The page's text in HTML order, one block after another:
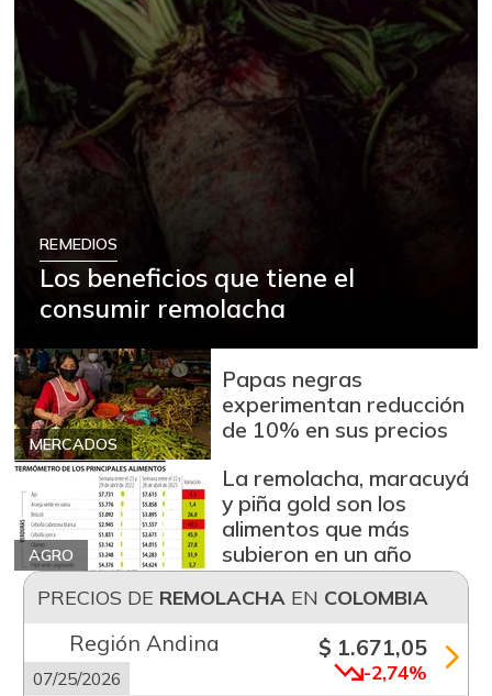
REMEDIOS
Los beneficios que tiene el
consumir remolacha
MERCADOS
Papas negras
experimentan reducción
de 10% en sus precios
AGRO
La remolacha, maracuyá
y piña gold son los
alimentos que más
subieron en un año
PRECIOS DE REMOLACHAEN COLOMBIA
Región Andina
07/25/2026
$ 1.671,05
-2,74%